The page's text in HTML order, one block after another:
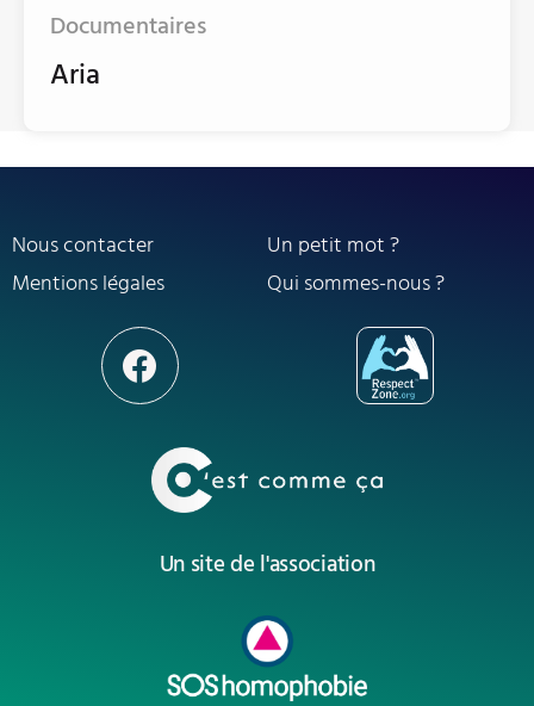
Documentaires
Aria
Nous contacter
Un petit mot ?
Mentions légales
Qui sommes-nous ?
Un site de l'association